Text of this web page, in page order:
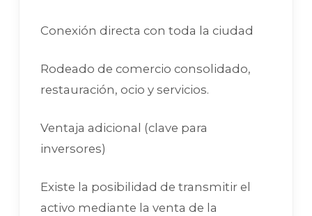
Conexión directa con toda la ciudad
Rodeado de comercio consolidado,
restauración, ocio y servicios.
Ventaja adicional (clave para
inversores)
Existe la posibilidad de transmitir el
activo mediante la venta de la